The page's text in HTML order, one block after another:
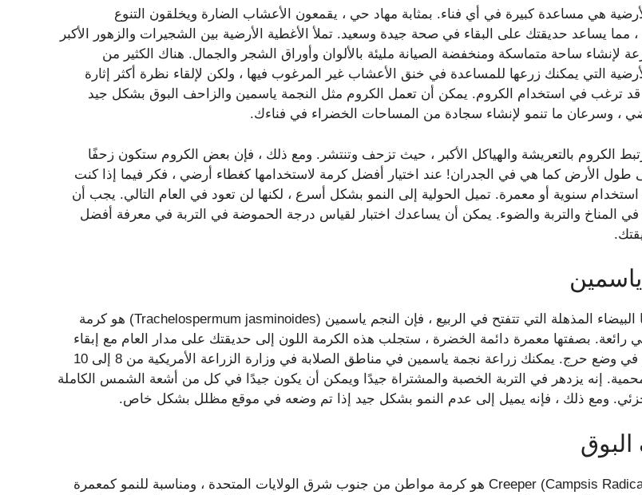
هي مساعدة كبيرة في أي فناء. بمثابة مهاد حي ، يقمعون الأعشاب الضارة ويخلقون التنوع
، مما يساعد حديقتك على البقاء في صحة جيدة وسعيد. تملأ الأغطية الأرضية بين الشجيرات والزهور الأكبر
لإنشاء ساحة متماسكة ومنخفضة الصيانة مليئة بالألوان وأوراق الشجر والجمال. هناك الكثير من
التي يمكنك زرعها للمساعدة في خنق الأعشاب غير المرغوب فيها ، ولكن لإلقاء نظرة أكثر إثارة
، قد ترغب في استخدام الكروم. يمكن أن تعمل الكروم مثل النجمة ياسمين والزاحف البوق بشكل جيد
، وسرعان ما تنمو لإنشاء سجادة من المساحات الخضراء في فناءك.
الكروم بالتعريشة والهياكل الأكبر ، حيث تزحف وتنتشر. ومع ذلك ، فإن بعض الكروم ستكون زحفًا
طول الأرض كما هي في الجدران! عند اختيار أفضل كرمة لاستخدامها كغطاء أرضي ، فكر فيما إذا كنت
سنوية أو معمرة. تميل الحولية إلى النمو بشكل أسرع ، لكنها لن تعود في العام التالي. يجب أن
في المناخ والتربة والضوء. يمكن أن يساعدك اختبار لقياس درجة الحموضة في التربة في معرفة أفضل
مع زهورها البيضاء المذهلة التي تتفتح في الربيع ، فإن النجم ياسمين (Trachelospermum jasminoides) هو كرمة
رائعة. بصفتها معمرة دائمة الخضرة ، ستجلب هذه الكرمة اللون إلى حديقتك على مدار العام مع إبقاء
الحشائش في وضع حرج. يمكنك زراعة نجمة ياسمين في مناطق الصلابة في وزارة الزراعة الأمريكية من 8 إلى 10
إنه يزدهر في التربة الخصبة والمشتراة جيدًا ويمكن أن يكون جيدًا في كل من أشعة الشمس الكاملة
ومع ذلك ، فإنه يميل إلى عدم النمو بشكل جيد إذا تم وضعه في موقع مظلل بشكل خاص.
البوق Creeper (Campsis Radicans) هو كرمة مواطن من جنوب شرق الولايات المتحدة ، ومناسبة للنمو كمعمرة